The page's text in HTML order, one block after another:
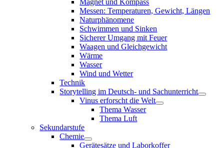
Magnet und Kompass
Messen: Temperaturen, Gewicht, Längen
Naturphänomene
Schwimmen und Sinken
Sicherer Umgang mit Feuer
Waagen und Gleichgewicht
Wärme
Wasser
Wind und Wetter
Technik
Storytelling im Deutsch- und Sachunterricht
Vinus erforscht die Welt
Thema Wasser
Thema Luft
Sekundarstufe
Chemie
Gerätesätze und Laborkoffer